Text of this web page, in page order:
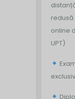
redusă
online
UPT)